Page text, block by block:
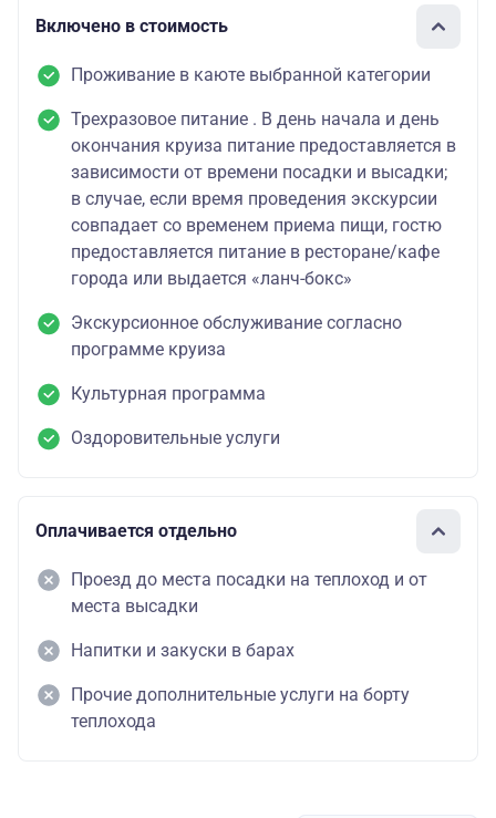
Включено в стоимость
Проживание в каюте выбранной категории
Трехразовое питание . В день начала и день
окончания круиза питание предоставляется в
зависимости от времени посадки и высадки;
в случае, если время проведения экскурсии
совпадает со временем приема пищи, гостю
предоставляется питание в ресторане/кафе
города или выдается «ланч-бокс»
Экскурсионное обслуживание согласно
программе круиза
Культурная программа
Оздоровительные услуги
Оплачивается отдельно
Проезд до места посадки на теплоход и от
места высадки
Напитки и закуски в барах
Прочие дополнительные услуги на борту
теплохода